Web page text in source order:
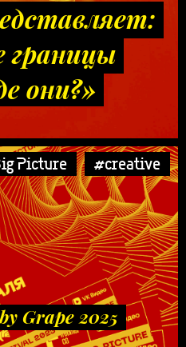
границы
они?»
Picture #creative
Grape 2025